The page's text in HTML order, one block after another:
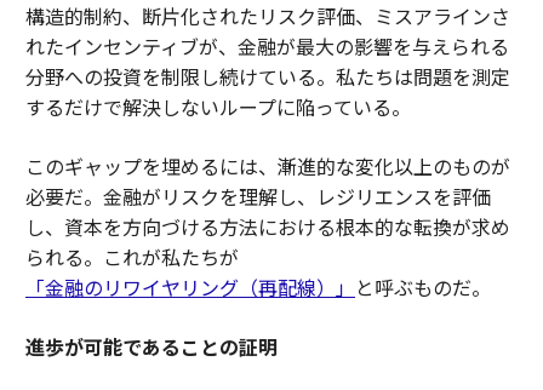
構造的制約、断片化されたリスク評価、ミスアラインさ
れたインセンティブが、金融が最大の影響を与えられる
分野への投資を制限し続けている。私たちは問題を測定
するだけで解決しないループに陥っている。
このギャップを埋めるには、漸進的な変化以上のものが
必要だ。金融がリスクを理解し、レジリエンスを評価
し、資本を方向づける方法における根本的な転換が求め
られる。これが私たちが
「金融のリワイヤリング（再配線） 」 と呼ぶものだ。
進歩が可能であることの証明